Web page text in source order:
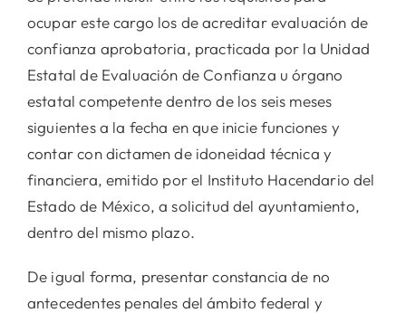
ocupar este cargo los de acreditar evaluación de
confianza aprobatoria, practicada por la Unidad
Estatal de Evaluación de Confianza u órgano
estatal competente dentro de los seis meses
siguientes a la fecha en que inicie funciones y
contar con dictamen de idoneidad técnica y
financiera, emitido por el Instituto Hacendario del
Estado de México, a solicitud del ayuntamiento,
dentro del mismo plazo.
De igual forma, presentar constancia de no
antecedentes penales del ámbito federal y